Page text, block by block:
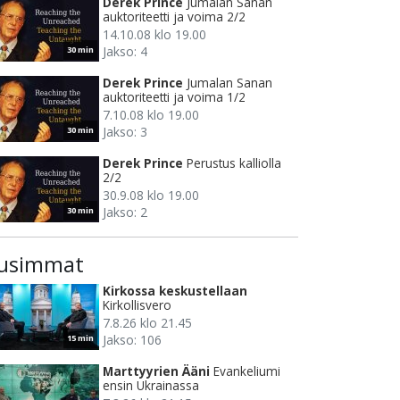
30 min
auktoriteetti ja voima 2/2
14.10.08 klo 19.00
Jakso: 4
30 min
Derek Prince Jumalan Sanan
auktoriteetti ja voima 1/2
7.10.08 klo 19.00
Jakso: 3
30 min
Derek Prince Perustus kalliolla
2/2
30.9.08 klo 19.00
Jakso: 2
15 min
Kirkossa keskustellaan
Kirkollisvero
7.8.26 klo 21.45
Jakso: 106
Marttyyrien Ääni Evankeliumi
ensin Ukrainassa